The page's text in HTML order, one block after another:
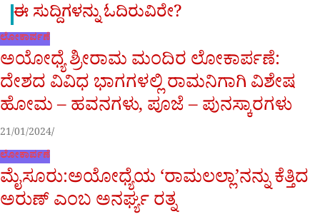
ಈ ಸುದ್ದಿಗಳನ್ನು ಓದಿರುವಿರೇ?
ಲೋಕಾರ್ಪಣೆ
ಅಯೋಧ್ಯೆ ಶ್ರೀರಾಮ ಮಂದಿರ ಲೋಕಾರ್ಪಣೆ:
ದೇಶದ ವಿವಿಧ ಭಾಗಗಳಲ್ಲಿ ರಾಮನಿಗಾಗಿ ವಿಶೇಷ
ಹೋಮ – ಹವನಗಳು, ಪೂಜೆ – ಪುನಸ್ಕಾರಗಳು
21/01/2024
ಲೋಕಾರ್ಪಣೆ
ಮೈಸೂರು:ಅಯೋಧ್ಯೆಯ ‘ರಾಮಲಲ್ಲಾ’ನನ್ನು ಕೆತ್ತಿದ
ಅರುಣ್ ಎಂಬ ಅನರ್ಘ್ಯ ರತ್ನ